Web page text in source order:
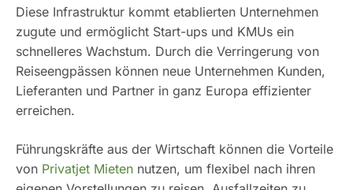
Diese Infrastruktur kommt etablierten Unternehmen
zugute und ermöglicht Start-ups und KMUs ein
schnelleres Wachstum. Durch die Verringerung von
Reiseengpässen können neue Unternehmen Kunden,
Lieferanten und Partner in ganz Europa effizienter
erreichen.
Führungskräfte aus der Wirtschaft können die Vorteile
von Privatjet Mieten nutzen, um flexibel nach ihren